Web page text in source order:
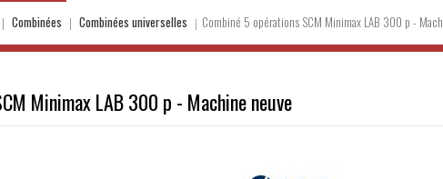
Combinées Combinées universelles Combiné 5 opérations SCM Minimax LAB 300 p -
Minimax LAB 300 p - Machine neuve